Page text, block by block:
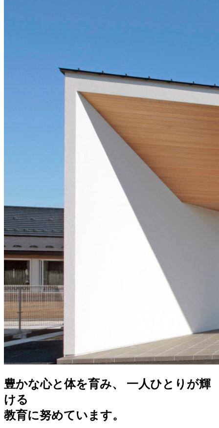
豊かな心と体を育み、 一人ひとりが輝
ける
教育に努めています。